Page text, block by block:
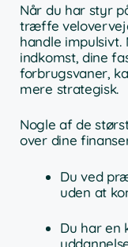
Når du har styr
træffe
handle impulsivt.
indkomst, dine
forbrugsvaner,
mere strategisk.
Nogle af de
over dine
Du ved
uden at
Du har en